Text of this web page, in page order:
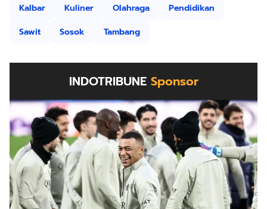
Kalbar
Kuliner Olahraga
Pendidikan
Sawit
Sosok Tambang
INDOTRIBUNE Sponsor